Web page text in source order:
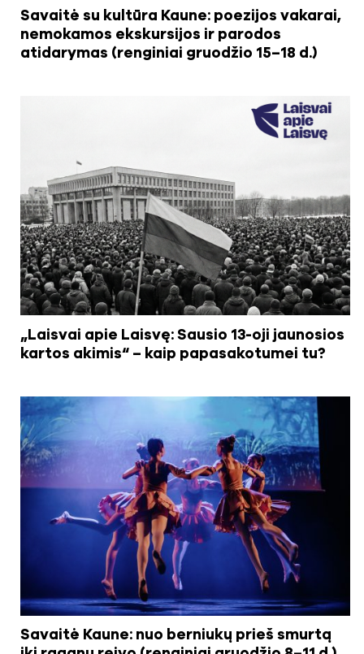
Savaitė su kultūra Kaune: poezijos vakarai,
nemokamos ekskursijos ir parodos
atidarymas (renginiai gruodžio 15–18 d.)
„Laisvai apie Laisvę: Sausio 13-oji jaunosios
kartos akimis“ – kaip papasakotumei tu?
Savaitė Kaune: nuo berniukų prieš smurtą